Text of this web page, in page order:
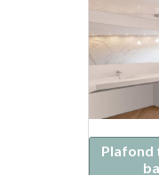
Plafond